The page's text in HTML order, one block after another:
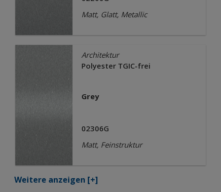
Matt, Glatt, Metallic
Architektur
Polyester TGIC-frei
Grey
02306G
Matt, Feinstruktur
Weitere anzeigen [+]